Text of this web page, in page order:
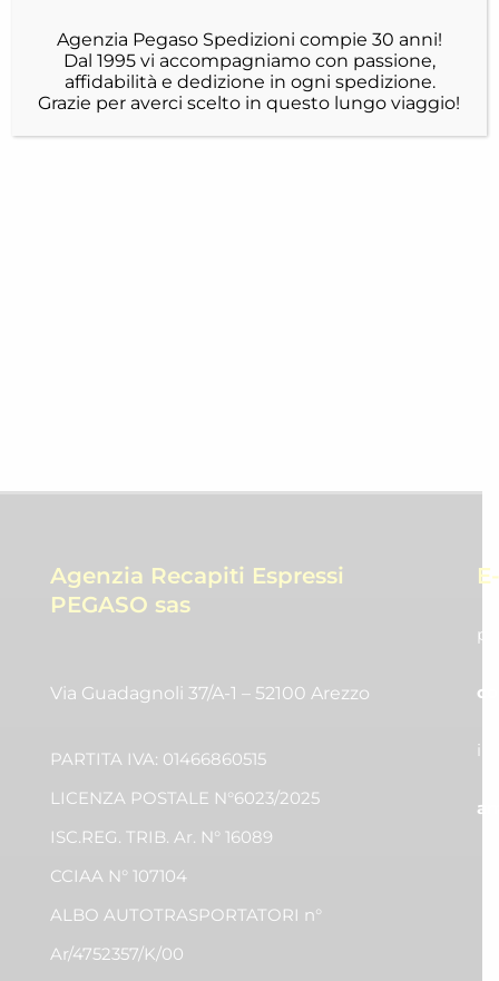
Agenzia Recapiti Espressi
PEGASO sas
Via Guadagnoli 37/A-1 – 52100 Arezzo
PARTITA IVA: 01466860515
LICENZA POSTALE N°6023/2025
ISC.REG. TRIB. Ar. N° 16089
CCIAA N° 107104
ALBO AUTOTRASPORTATORI n°
Ar/4752357/K/00
Agenzia Pegaso Spedizioni compie 30 anni!
Dal 1995 vi accompagniamo con passione,
affidabilità e dedizione in ogni spedizione.
Grazie per averci scelto in questo lungo viaggio!